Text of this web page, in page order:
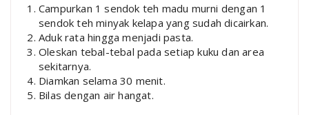
Campurkan 1 sendok teh madu murni dengan 1
sendok teh minyak kelapa yang sudah dicairkan.
Aduk rata hingga menjadi pasta.
Oleskan tebal-tebal pada setiap kuku dan area
sekitarnya.
Diamkan selama 30 menit.
Bilas dengan air hangat.